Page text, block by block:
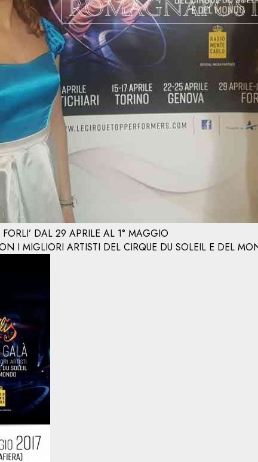
DAL 29 APRILE AL 1° MAGGIO
I MIGLIORI ARTISTI DEL CIRQUE DU SOLEIL E DEL